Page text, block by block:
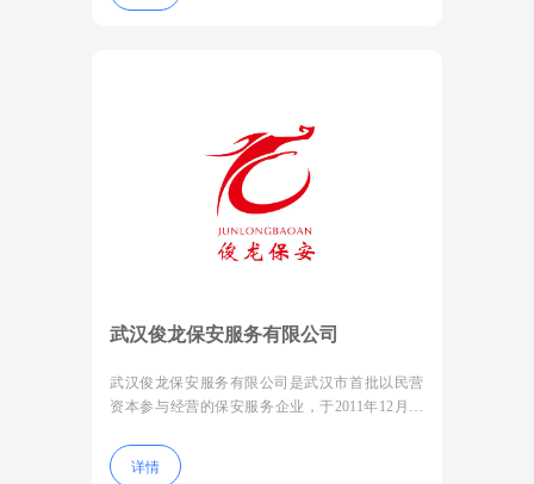
武汉俊龙保安服务有限公司
武汉俊龙保安服务有限公司是武汉市首批以民营
资本参与经营的保安服务企业，于2011年12月成
副会长单位，主要
详情